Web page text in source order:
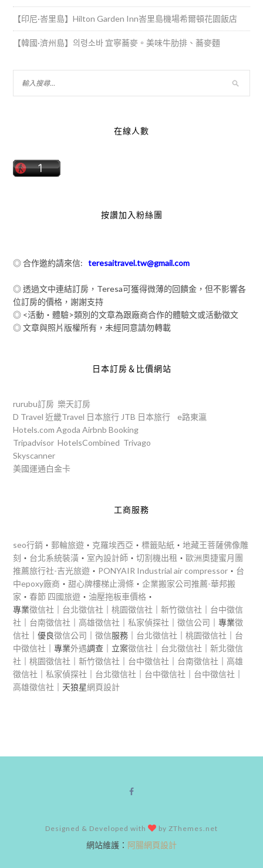
【印尼·峇里島】Hilton Garden Inn峇里島機場希爾頓花園飯店
【韓國·濟州島】의령소바 宜寧蕎麥。美味牛肋排、蕎麥麵
在線人數
按讚加入粉絲團
◎ 合作邀約請來信:teresaitravel.tw@gmail.com
◎ 透過文中連結訂房，Teresa可獲得微薄的回饋金，但不影響各
位訂房的價格，謝謝支持
◎ <活動‧體驗>類別的文章為跟廠商合作的體驗文或活動徵文
◎ 文章與照片版權所有，未經同意請勿轉載
日本訂房＆比價網站
rurubu訂房 樂天訂房
D Travel 近畿Travel 日本旅行 JTB 日本旅行
e路東瀛
Hotels.com Agoda Airbnb Booking
Tripadvisor HotelsCombined Trivago
Skyscanner
美國運通白金卡
工商服務
seo行銷 ‧郵輪旅遊 ‧ 克羅埃西亞 ‧標籤貼紙 ‧地藏王菩薩佛像雕
刻 ‧ 台北系統裝潢 ‧ 室內設計師 ‧切割機出租 ‧歐洲奧捷蜜月團
推薦旅行社-吉光旅遊 ‧ PONYAIR Industrial air compressor ‧ 台
中epoxy廠商 ‧甜心牌樓梯止滑條 ‧企業搬家公司推薦-華邦搬
家 ‧春節 四國旅遊 ‧ 油壓拖板車價格 ‧
專業徵信社 台北徵信社 ｜桃園徵信社 ｜新竹徵信社
台中徵信
社
台南徵信社 高雄徵信社 ｜私家偵探社 ｜徵信公司 ｜專業徵
信社 ｜優良徵信公司 ｜徵信服務｜ 台北徵信社 ｜桃園徵信社
台
中徵信社 ｜專業外遇調查｜立案徵信社 台北徵信社 ｜新北徵信
社 ｜桃園徵信社 ｜新竹徵信社 台中徵信社 台南徵信社
高雄
徵信社 ｜私家偵探社 台北徵信社 台中徵信社 台中徵信社
高雄徵信社 ｜天狼星網頁設計
Designed & Developed with by ZThemes.net
網站維護： 阿腸網頁設計